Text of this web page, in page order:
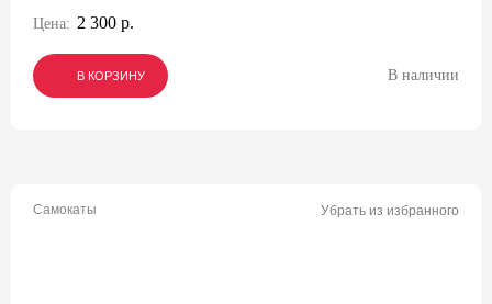
Цена: 2 300 р.
В КОРЗИНУ
В КОРЗИНУ
В КОРЗИНУ В наличии
Самокаты Убрать из избранного